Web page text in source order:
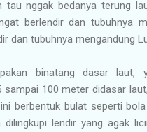
tau nggak bedanya terung
berlendir dan tubuhnya
dan tubuhnya mengandung
binatang dasar laut,
sampai 100 meter didasar
berbentuk bulat seperti
dilingkupi lendir yang agak